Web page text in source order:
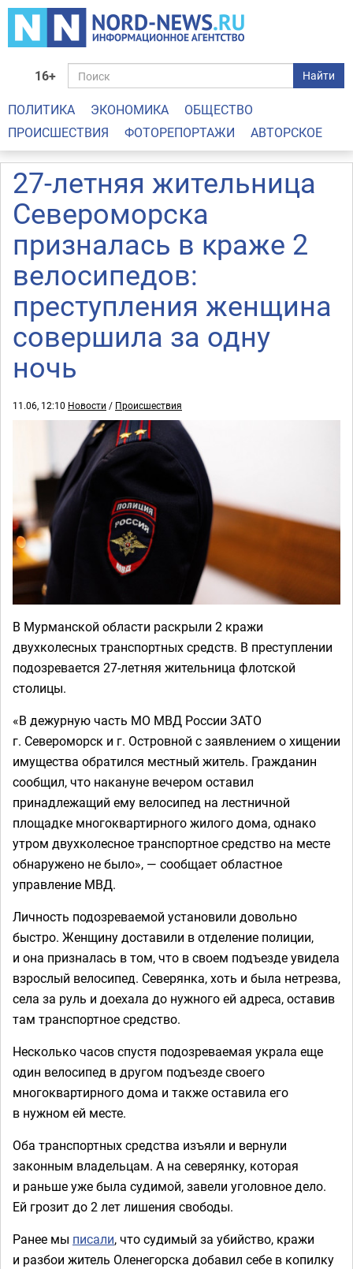
16+ Найти
ПОЛИТИКА ЭКОНОМИКА
ОБЩЕСТВО
ПРОИСШЕСТВИЯ
ФОТОРЕПОРТАЖИ АВТОРСКОЕ
27-летняя жительница
Североморска
призналась в краже 2
велосипедов:
преступления женщина
совершила за одну
ночь
11.06, 12:10 Новости / Происшествия
В Мурманской области раскрыли 2 кражи
двухколесных транспортных средств. В преступлении
подозревается 27-летняя жительница флотской
столицы.
«В дежурную часть МО МВД России ЗАТО
г. Североморск и г. Островной с заявлением о хищении
имущества обратился местный житель. Гражданин
сообщил, что накануне вечером оставил
принадлежащий ему велосипед на лестничной
площадке многоквартирного жилого дома, однако
утром двухколесное транспортное средство на месте
обнаружено не было», — сообщает областное
управление МВД.
Личность подозреваемой установили довольно
быстро. Женщину доставили в отделение полиции,
и она призналась в том, что в своем подъезде увидела
взрослый велосипед. Северянка, хоть и была нетрезва,
села за руль и доехала до нужного ей адреса, оставив
там транспортное средство.
Несколько часов спустя подозреваемая украла еще
один велосипед в другом подъезде своего
многоквартирного дома и также оставила его
в нужном ей месте.
Оба транспортных средства изъяли и вернули
законным владельцам. А на северянку, которая
и раньше уже была судимой, завели уголовное дело.
Ей грозит до 2 лет лишения свободы.
Ранее мы писали, что судимый за убийство, кражи
и разбои житель Оленегорска добавил себе в копилку